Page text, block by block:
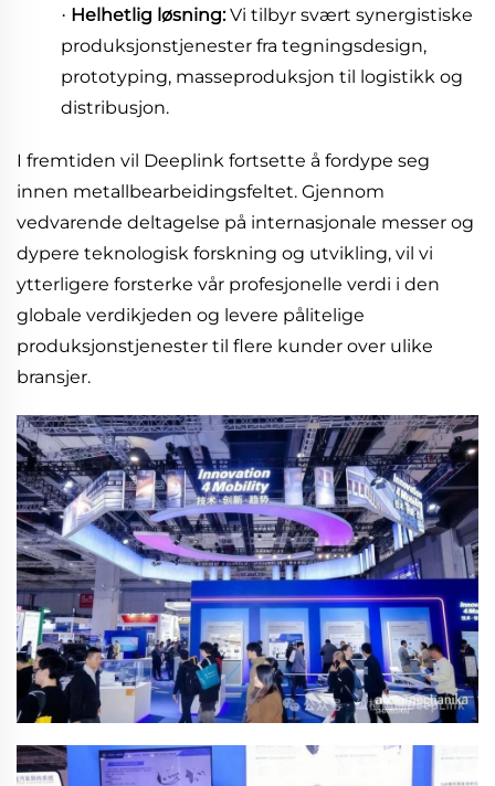
· Helhetlig løsning:Vi tilbyr svært synergistiske
produksjonstjenester fra tegningsdesign,
prototyping, masseproduksjon til logistikk og
distribusjon.
I fremtiden vil Deeplink fortsette å fordype seg
innen metallbearbeidingsfeltet. Gjennom
vedvarende deltagelse på internasjonale messer og
dypere teknologisk forskning og utvikling, vil vi
ytterligere forsterke vår profesjonelle verdi i den
globale verdikjeden og levere pålitelige
produksjonstjenester til flere kunder over ulike
bransjer.